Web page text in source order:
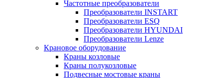
Частотные преобразователи
Преобразователи INSTART
Преобразователи ESQ
Преобразователи HYUNDAI
Преобразователи Lenze
Крановое оборудование
Краны козловые
Краны полукозловые
Подвесные мостовые краны